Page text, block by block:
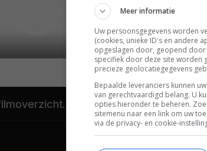
Meer informatie
Uw persoonsgegevens worden
(cookies, unieke ID's en andere
opgeslagen door, geopend
specifiek door deze site worden
precieze geolocatiegegevens
Bepaalde leveranciers kunnen
van gerechtvaardigd belang. U
opties hieronder te beheren.
sitemenu naar een link om uw
via de privacy- en cookie-